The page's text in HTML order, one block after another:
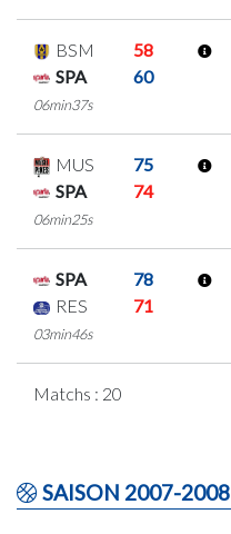
BSM
58
SPA
60
06min37s
MUS
75
SPA
74
06min25s
SPA
78
RES
71
03min46s
Matchs : 20
SAISON 2007-2008